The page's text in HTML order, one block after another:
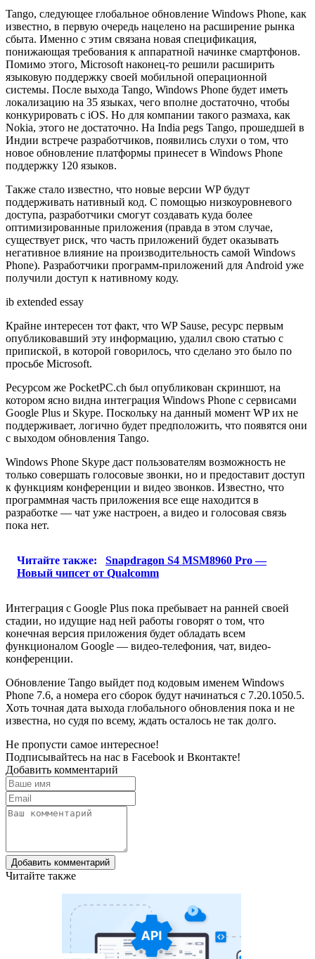
Tango, следующее глобальное обновление Windows Phone, как
известно, в первую очередь нацелено на расширение рынка
сбыта. Именно с этим связана новая спецификация,
понижающая требования к аппаратной начинке смартфонов.
Помимо этого, Microsoft наконец-то решили расширить
языковую поддержку своей мобильной операционной
системы. После выхода Tango, Windows Phone будет иметь
локализацию на 35 языках, чего вполне достаточно, чтобы
конкурировать с iOS. Но для компании такого размаха, как
Nokia, этого не достаточно. На India pegs Tango, прошедшей в
Индии встрече разработчиков, появились слухи о том, что
новое обновление платформы принесет в Windows Phone
поддержку 120 языков.
Также стало известно, что новые версии WP будут
поддерживать нативный код. С помощью низкоуровневого
доступа, разработчики смогут создавать куда более
оптимизированные приложения (правда в этом случае,
существует риск, что часть приложений будет оказывать
негативное влияние на производительность самой Windows
Phone). Разработчики программ-приложений для Android уже
получили доступ к нативному коду.
ib extended essay
Крайне интересен тот факт, что WP Sause, ресурс первым
опубликовавший эту информацию, удалил свою статью с
припиской, в которой говорилось, что сделано это было по
просьбе Microsoft.
Ресурсом же PocketPC.ch был опубликован скриншот, на
котором ясно видна интеграция Windows Phone с сервисами
Google Plus и Skype. Поскольку на данный момент WP их не
поддерживает, логично будет предположить, что появятся они
с выходом обновления Tango.
Windows Phone Skype даст пользователям возможность не
только совершать голосовые звонки, но и предоставит доступ
к функциям конференции и видео звонков. Известно, что
программная часть приложения все еще находится в
разработке — чат уже настроен, а видео и голосовая связь
пока нет.
Читайте также:
Snapdragon S4 MSM8960 Pro —
Новый чипсет от Qualcomm
Интеграция с Google Plus пока пребывает на ранней своей
стадии, но идущие над ней работы говорят о том, что
конечная версия приложения будет обладать всем
функционалом Google — видео-телефония, чат, видео-
конференции.
Обновление Tango выйдет под кодовым именем Windows
Phone 7.6, а номера его сборок будут начинаться с 7.20.1050.5.
Хоть точная дата выхода глобального обновления пока и не
известна, но судя по всему, ждать осталось не так долго.
Не пропусти самое интересное!
Подписывайтесь на нас в Facebook и Вконтакте!
Добавить комментарий
Добавить комментарий
Читайте также